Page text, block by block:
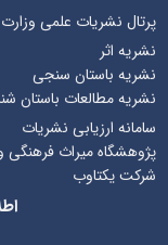
پرتال نشریات علمی وزارت
نشریه اثر
نشریه باستان سنجی
نشریه مطالعات باستان
سامانه ارزیابی نشریات
پژوهشگاه میراث فرهنگی
شرکت یکتاوب